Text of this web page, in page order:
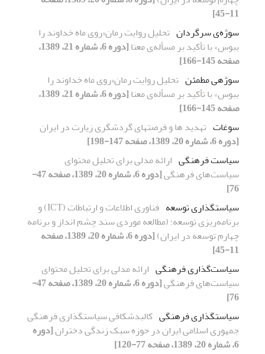
11-45]
سوژه‌ی سرگردان تحلیل روایت رمان«روی ماه خداوند را
ببوس» با تأکید بر مسأله‌ی معنا
[دوره 6، شماره 21، 1389،
صفحه 145-166]
سوژه‎ی مطمئن
تحلیل روایت رمان«روی ماه خداوند را
ببوس» با تأکید بر مسأله‌ی معنا
[دوره 6، شماره 21، 1389،
صفحه 145-166]
سوغات تهدید ها و فرصتهای گردشگری زیارت در ایران
[دوره 6، شماره 20، 1389، صفحه 147-198]
سیاست فرهنگی ارائه مدلی برای تحلیل محتوای
سیاست‌های فرهنگی
[دوره 6، شماره 20، 1389، صفحه 47-
76]
سیاستگذاری توسعه
فناوری اطلاعات و ارتباطات (ICT) و
برنامه‌ریزی توسعه؛ (مطالعه موردی سند چشم انداز و برنامه
چهارم توسعه در ایران)
[دوره 6، شماره 20، 1389، صفحه
11-45]
سیاست‌گذاری فرهنگی ارائه مدلی برای تحلیل محتوای
سیاست‌های فرهنگی
[دوره 6، شماره 20، 1389، صفحه 47-
76]
سیاستگذاری فرهنگی کالبدشکافی سیاستگذاری فرهنگی
جمهوری اسلامی ایران در حوزه سبک زندگی دختران[دوره
6، شماره 20، 1389، صفحه 77-120]